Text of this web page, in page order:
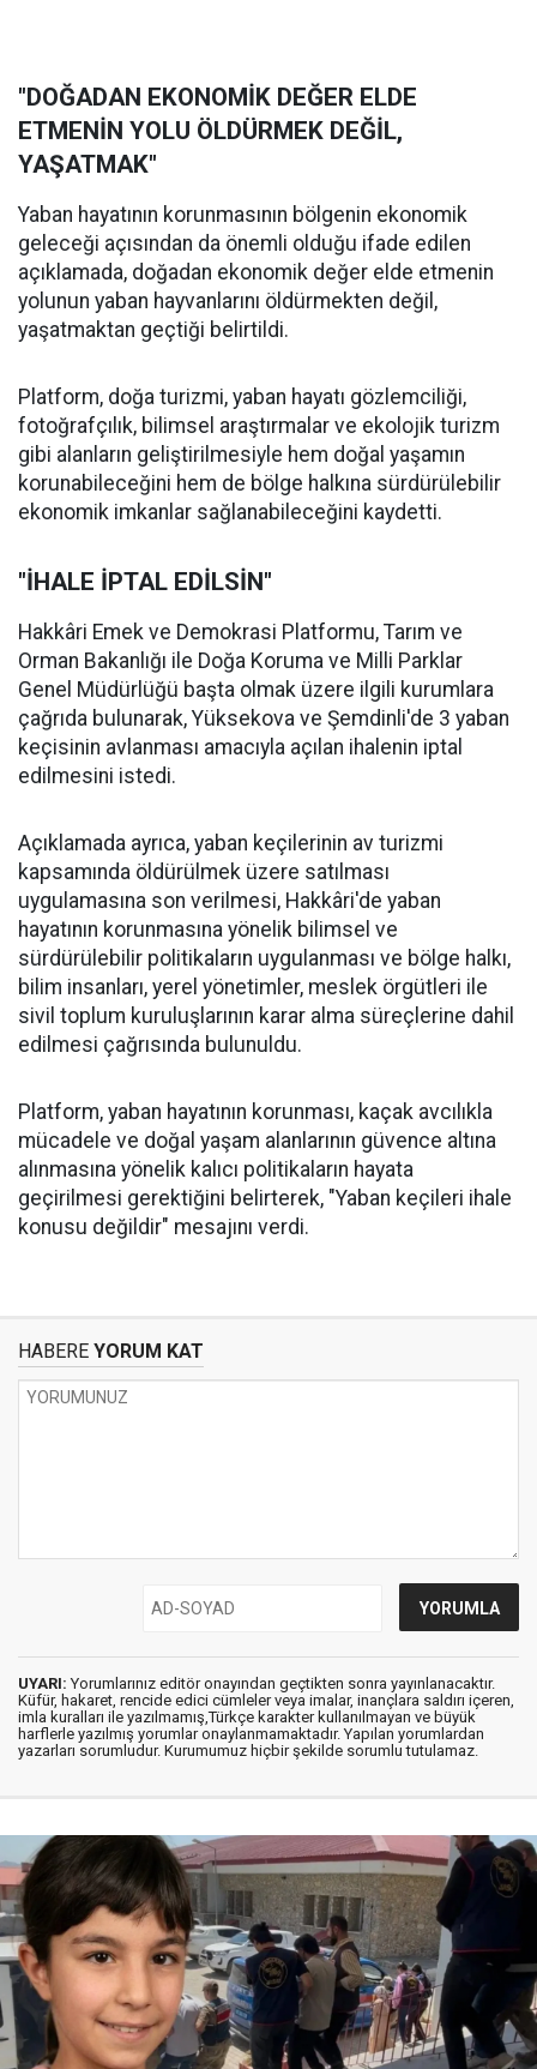
"DOĞADAN EKONOMİK DEĞER ELDE
ETMENİN YOLU ÖLDÜRMEK DEĞİL,
YAŞATMAK"
Yaban hayatının korunmasının bölgenin ekonomik
geleceği açısından da önemli olduğu ifade edilen
açıklamada, doğadan ekonomik değer elde etmenin
yolunun yaban hayvanlarını öldürmekten değil,
yaşatmaktan geçtiği belirtildi.
Platform, doğa turizmi, yaban hayatı gözlemciliği,
fotoğrafçılık, bilimsel araştırmalar ve ekolojik turizm
gibi alanların geliştirilmesiyle hem doğal yaşamın
korunabileceğini hem de bölge halkına sürdürülebilir
ekonomik imkanlar sağlanabileceğini kaydetti.
"İHALE İPTAL EDİLSİN"
Hakkâri Emek ve Demokrasi Platformu, Tarım ve
Orman Bakanlığı ile Doğa Koruma ve Milli Parklar
Genel Müdürlüğü başta olmak üzere ilgili kurumlara
çağrıda bulunarak, Yüksekova ve Şemdinli'de 3 yaban
keçisinin avlanması amacıyla açılan ihalenin iptal
edilmesini istedi.
Açıklamada ayrıca, yaban keçilerinin av turizmi
kapsamında öldürülmek üzere satılması
uygulamasına son verilmesi, Hakkâri'de yaban
hayatının korunmasına yönelik bilimsel ve
sürdürülebilir politikaların uygulanması ve bölge halkı,
bilim insanları, yerel yönetimler, meslek örgütleri ile
sivil toplum kuruluşlarının karar alma süreçlerine dahil
edilmesi çağrısında bulunuldu.
Platform, yaban hayatının korunması, kaçak avcılıkla
mücadele ve doğal yaşam alanlarının güvence altına
alınmasına yönelik kalıcı politikaların hayata
geçirilmesi gerektiğini belirterek, "Yaban keçileri ihale
konusu değildir" mesajını verdi.
HABERE YORUM KAT
UYARI: Yorumlarınız editör onayından geçtikten sonra yayınlanacaktır.
Küfür, hakaret, rencide edici cümleler veya imalar, inançlara saldırı içeren,
imla kuralları ile yazılmamış,Türkçe karakter kullanılmayan ve büyük
harflerle yazılmış yorumlar onaylanmamaktadır. Yapılan yorumlardan
yazarları sorumludur. Kurumumuz hiçbir şekilde sorumlu tutulamaz.